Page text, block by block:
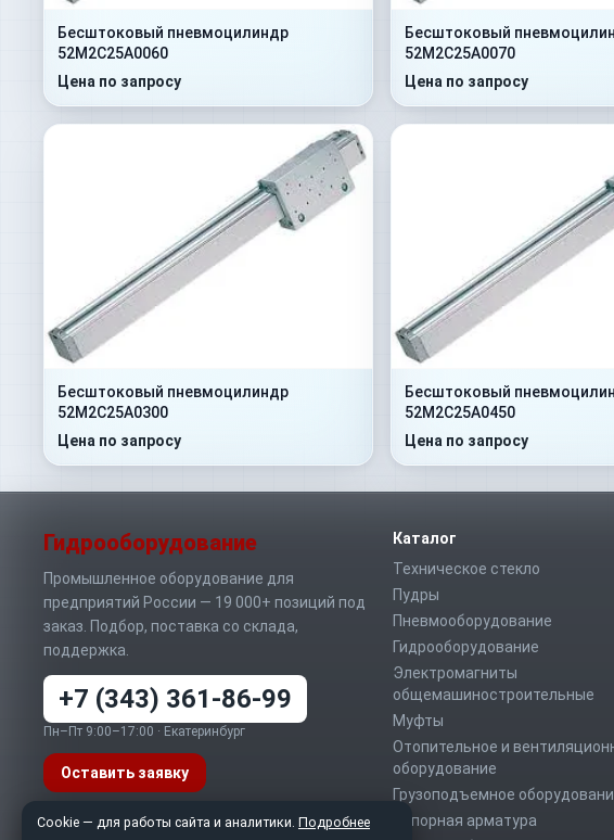
Бесштоковый пневмоцилиндр
52M2C25A0060
Цена по запросу
Бесштоковый
52M2C25A0070
Цена по запросу
Бесштоковый пневмоцилиндр
52M2C25A0300
Цена по запросу
Бесштоковый
52M2C25A0450
Цена по запросу
Гидрооборудование
Промышленное оборудование для
предприятий России — 19 000+ позиций под
заказ. Подбор, поставка со склада,
поддержка.
+7 (343) 361-86-99
Пн–Пт 9:00–17:00 · Екатеринбург
Оставить заявку
WhatsApp Telegram MAX
Каталог
Техническое стекло
Пудры
Пневмооборудование
Гидрооборудование
Электромагниты
общемашиностроительные
Муфты
Отопительное и
оборудование
Грузоподъемное
Запорная арматура
Cookie — для работы сайта и аналитики. Подробнее